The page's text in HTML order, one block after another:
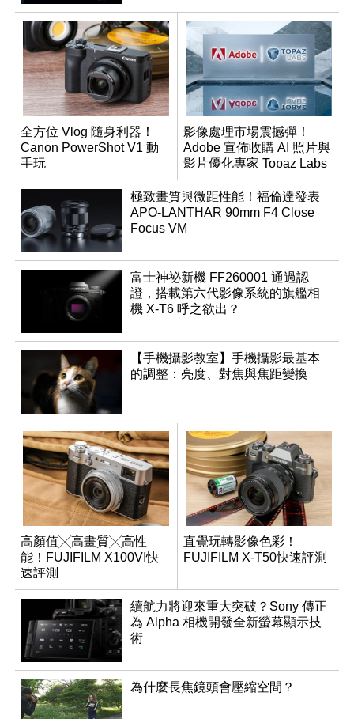
全方位 Vlog 隨身利器！
Canon PowerShot V1 動
手玩
影像處理市場震撼彈！
Adobe 宣佈收購 AI 照片與
影片優化專家 Topaz Labs
極致畫質與微距性能！福倫達發表
APO-LANTHAR 90mm F4 Close
Focus VM
富士神祕新機 FF260001 通過認
證，搭載第六代影像系統的旗艦相
機 X-T6 呼之欲出？
【手機攝影教室】手機攝影最基本
的調整：亮度、對焦與焦距變換
高顏值╳高畫質╳高性
能！FUJIFILM X100VI快
速評測
直覺玩轉影像色彩！
FUJIFILM X-T50快速評測
續航力將迎來重大突破？Sony 傳正
為 Alpha 相機開發全新螢幕顯示技
術
為什麼長焦鏡頭會壓縮空間？